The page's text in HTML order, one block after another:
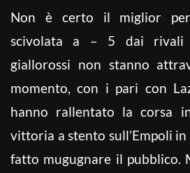
Non è certo il miglior
scivolata a – 5 dai rivali
giallorossi non stanno
momento, con i pari con
hanno rallentato la corsa
vittoria a stento sull’Empoli
fatto mugugnare il pubblico.